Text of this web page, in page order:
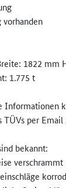
vorhanden
1822 mm
1.775 t
Informationen
per Email
bekannt:
verschrammt